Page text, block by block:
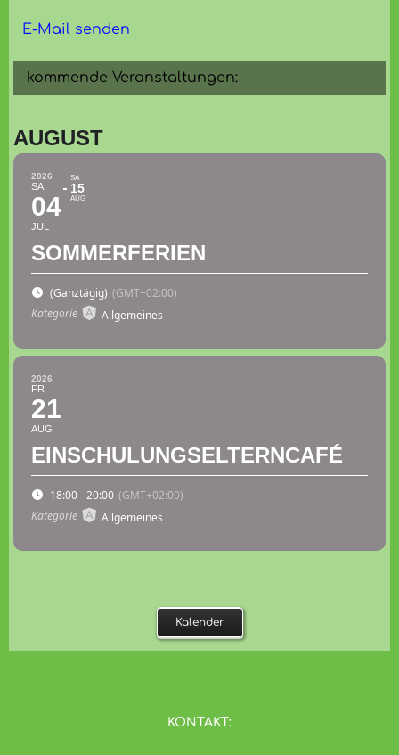
E-Mail senden
kommende Veranstaltungen:
AUGUST
2026
SA
04
JUL
SA
15
AUG
SOMMERFERIEN
(Ganztägig) (GMT+02:00)
Kategorie
Allgemeines
2026
FR
21
AUG
EINSCHULUNGSELTERNCAFÉ
18:00 - 20:00 (GMT+02:00)
Kategorie
Allgemeines
Kalender
KONTAKT: